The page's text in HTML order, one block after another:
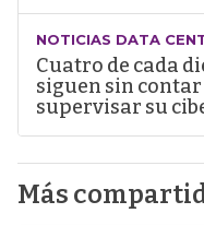
NOTICIAS DATA
Cuatro de cada
siguen sin contar
supervisar su
Más